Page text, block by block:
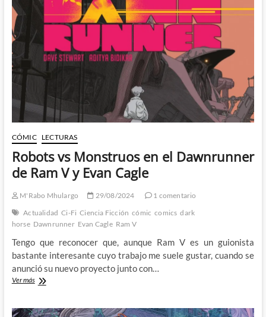
clásico
con
James
Robinson
Jesús
Merino
CÓMIC LECTURAS
Robots vs Monstruos en el Dawnrunner
de Ram V y Evan Cagle
M'Rabo Mhulargo 29/08/2024
1 comentario
Actualidad Ci-Fi Ciencia Ficción cómic comics dark
horse Dawnrunner Evan Cagle Ram V
Tengo que reconocer que, aunque Ram V es un guionista
bastante interesante cuyo trabajo me suele gustar, cuando se
anunció su nuevo proyecto junto con…
Ver másRobots
en